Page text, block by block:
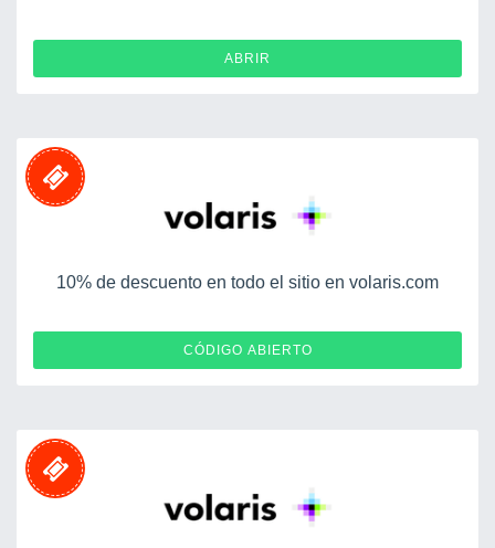
ABRIR
10% de descuento en todo el sitio en volaris.com
CÓDIGO ABIERTO